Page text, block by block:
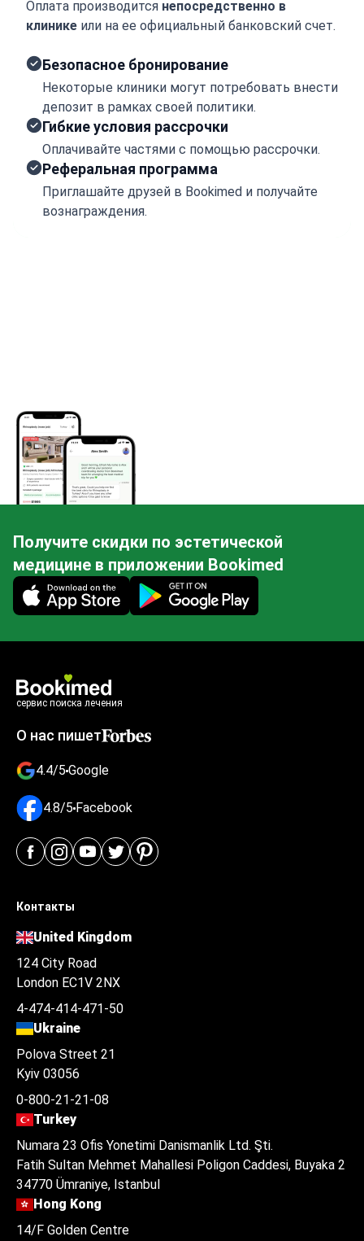
Оплата производится непосредственно в
клинике или на ее официальный банковский счет.
Безопасное бронирование
Некоторые клиники могут потребовать внести
депозит в рамках своей политики.
Гибкие условия рассрочки
Оплачивайте частями с помощью рассрочки.
Реферальная программа
Приглашайте друзей в Bookimed и получайте
вознаграждения.
Получите скидки по эстетической
медицине в приложении Bookimed
Mobile app illustration
сервис поиска лечения
О нас пишет
4.4/5 Google
4.8/5 Facebook
Контакты
United Kingdom
124 City Road
London EC1V 2NX
4-474-414-471-50
Ukraine
Polova Street 21
Kyiv 03056
0-800-21-21-08
Turkey
Numara 23 Ofis Yonetimi Danismanlik Ltd. Şti.
Fatih Sultan Mehmet Mahallesi Poligon Caddesi, Buyaka 2
34770 Ümraniye, Istanbul
Hong Kong
14/F Golden Centre